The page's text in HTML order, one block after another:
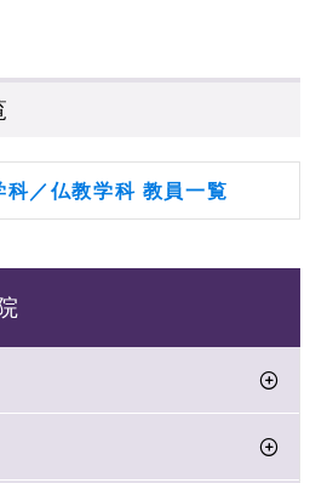
科／仏教学科 教員一覧